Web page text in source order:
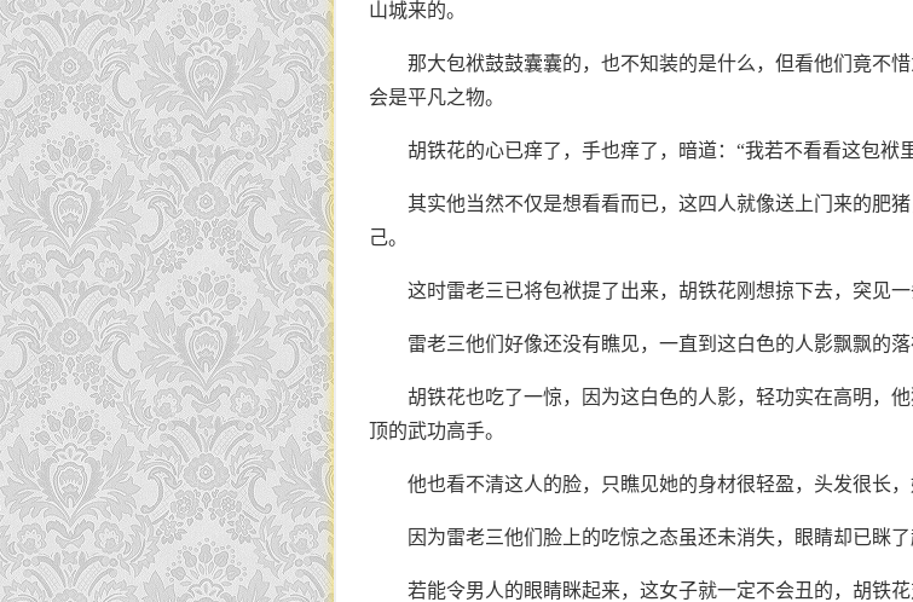
山城来的。
那大包袱鼓鼓囊囊的，也不知装的是什么，但看他们竟不
会是平凡之物。
胡铁花的心已痒了，手也痒了，暗道：“我若不看看这包袱
其实他当然不仅是想看看而已，这四人就像送上门来的肥
己。
这时雷老三已将包袱提了出来，胡铁花刚想掠下去，突见
雷老三他们好像还没有瞧见，一直到这白色的人影飘飘的
胡铁花也吃了一惊，因为这白色的人影，轻功实在高明，
顶的武功高手。
他也看不清这人的脸，只瞧见她的身材很轻盈，头发很长
因为雷老三他们脸上的吃惊之态虽还未消失，眼睛却已眯
若能令男人的眼睛眯起来，这女子就一定不会丑的，胡铁花